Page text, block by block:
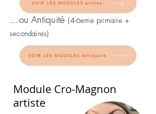
...ou Antiquité (4-6eme primaire +
secondaires)
VOIR LES MODULES archeo
VOIR LES MODULES Antiquité
Module Cro-Magnon
artiste